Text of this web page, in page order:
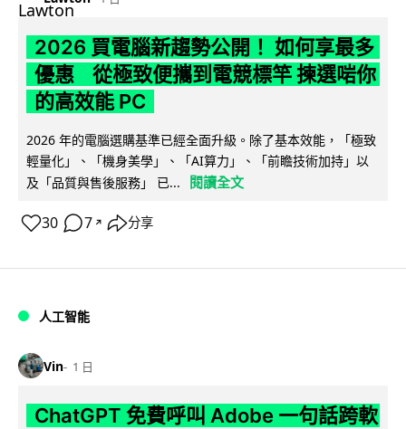
2026 買電腦新趨勢公開！ 如何享最多
優惠 從極致便攜到電競標竿 揀選啱你
的高效能 PC
2026 年的電腦選購基準已經全面升級。除了基本效能，「極致
輕量化」、「機身美學」、「AI算力」、「前瞻技術加持」以
及「品質與售後服務」 已...
閱讀全文
30 7 ↗ 分享
人工智能
Vin 1 日
ChatGPT 免費呼叫 Adobe 一句話跨軟